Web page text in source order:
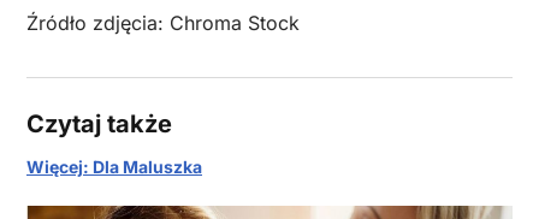
Źródło zdjęcia: Chroma Stock
Czytaj także
Więcej: Dla Maluszka